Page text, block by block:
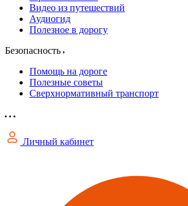
Видео из путешествий
Аудиогид
Полезное в дорогу
Безопасность
Помощь на дороге
Полезные советы
Сверхнормативный транспорт
Личный кабинет